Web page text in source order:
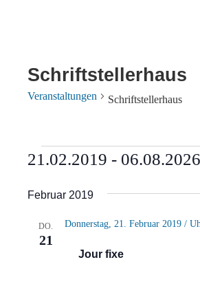
Schriftstellerhaus
Veranstaltungen Schriftstellerhaus
Veranstaltungen
21.02.2019 - 06.08.2026
wählen.
Februar 2019
DO.
21
Jour fixe
Donnerstag, 21. Februar 2019 /